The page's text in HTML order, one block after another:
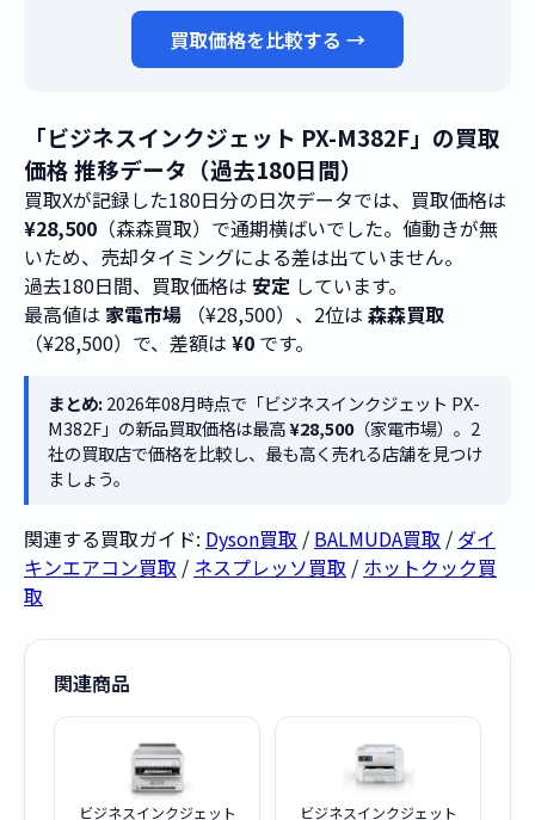
買取価格を比較する →
「ビジネスインクジェット PX-M382F」の買取
価格 推移データ（過去180日間）
買取Xが記録した180日分の日次データでは、買取価格は
¥28,500 （森森買取）で通期横ばいでした。値動きが無
いため、売却タイミングによる差は出ていません。
過去180日間、買取価格は 安定 しています。
最高値は 家電市場 （¥28,500）、2位は 森森買取
（¥28,500）で、差額は ¥0 です。
まとめ:2026年08月時点で「ビジネスインクジェット PX-
M382F」の新品買取価格は最高¥28,500（家電市場）。2
社の買取店で価格を比較し、最も高く売れる店舗を見つけ
ましょう。
関連する買取ガイド: Dyson買取 / BALMUDA買取 / ダイ
キンエアコン買取 / ネスプレッソ買取 / ホットクック買
取
関連商品
ビジネスインクジェット ビジネスインクジェット